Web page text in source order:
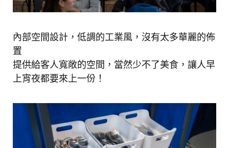
內部空間設計，低調的工業風，沒有太多華麗的佈
置
提供給客人寬敞的空間，當然少不了美食，讓人早
上宵夜都要來上一份！